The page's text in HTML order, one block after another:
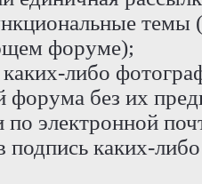
темы
форуме);
либо
форума без их
электронной
подпись каких-